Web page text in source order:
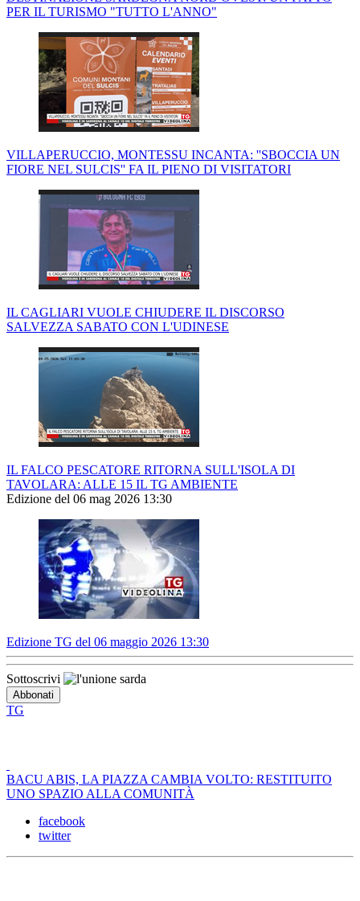
PER IL TURISMO "TUTTO L'ANNO"
VILLAPERUCCIO, MONTESSU INCANTA: ''SBOCCIA UN
FIORE NEL SULCIS'' FA IL PIENO DI VISITATORI
IL CAGLIARI VUOLE CHIUDERE IL DISCORSO
SALVEZZA SABATO CON L'UDINESE
IL FALCO PESCATORE RITORNA SULL'ISOLA DI
TAVOLARA: ALLE 15 IL TG AMBIENTE
Edizione del 06 mag 2026 13:30
Edizione TG del 06 maggio 2026 13:30
Sottoscrivi
TG
BACU ABIS, LA PIAZZA CAMBIA VOLTO: RESTITUITO
UNO SPAZIO ALLA COMUNITÀ
facebook
twitter